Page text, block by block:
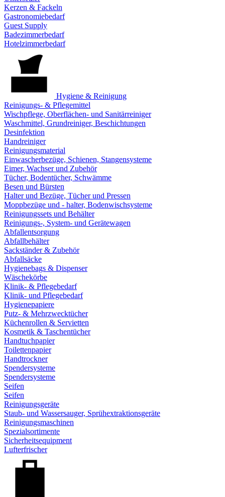
Kerzen & Fackeln
Gastronomiebedarf
Guest Supply
Badezimmerbedarf
Hotelzimmerbedarf
Hygiene & Reinigung
Reinigungs- & Pflegemittel
Wischpflege, Oberflächen- und Sanitärreiniger
Waschmittel, Grundreiniger, Beschichtungen
Desinfektion
Handreiniger
Reinigungsmaterial
Einwascherbezüge, Schienen, Stangensysteme
Eimer, Wachser und Zubehör
Tücher, Bodentücher, Schwämme
Besen und Bürsten
Halter und Bezüge, Tücher und Pressen
Moppbezüge und - halter, Bodenwischsysteme
Reinigungssets und Behälter
Reinigungs-, System- und Gerätewagen
Abfallentsorgung
Abfallbehälter
Sackständer & Zubehör
Abfallsäcke
Hygienebags & Dispenser
Wäschekörbe
Klinik- & Pflegebedarf
Klinik- und Pflegebedarf
Hygienepapiere
Putz- & Mehrzwecktücher
Küchenrollen & Servietten
Kosmetik & Taschentücher
Handtuchpapier
Toilettenpapier
Handtrockner
Spendersysteme
Spendersysteme
Seifen
Seifen
Reinigungsgeräte
Staub- und Wassersauger, Sprühextraktionsgeräte
Reinigungsmaschinen
Spezialsortimente
Sicherheitsequipment
Lufterfrischer